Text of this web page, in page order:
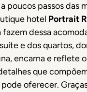
passos das
hotel Portrait
dessa
e dos quartos,
encarna e
que
oferecer.